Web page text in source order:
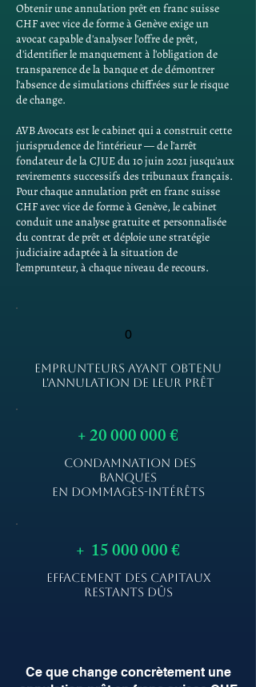
Obtenir une annulation prêt en franc suisse
CHF avec vice de forme à Genève exige un
avocat capable d'analyser l'offre de prêt,
d'identifier le manquement à l'obligation de
transparence de la banque et de démontrer
l'absence de simulations chiffrées sur le risque
de change.
AVB Avocats est le cabinet qui a construit cette
jurisprudence de l'intérieur — de l'arrêt
fondateur de la CJUE du 10 juin 2021 jusqu'aux
revirements successifs des tribunaux français.
Pour chaque annulation prêt en franc suisse
CHF avec vice de forme à Genève, le cabinet
conduit une analyse gratuite et personnalisée
du contrat de prêt et déploie une stratégie
judiciaire adaptée à la situation de
l'emprunteur, à chaque niveau de recours.
0
EMPRUNTEURS AYANT OBTENU
L'ANNULATION DE LEUR PRÊT
+20 000 000€
CONDAMNATION DES
BANQUES
EN DOMMAGES-INTÉRÊTS
+ 15 000 000€
EFFACEMENT DES CAPITAUX
RESTANTS DÛS
Ce que change concrètement une